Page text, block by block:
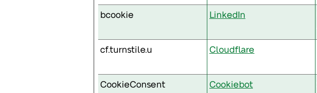
bcookie LinkedIn
cf.turnstile.u
Cloudflare
CookieConsent
Cookiebot